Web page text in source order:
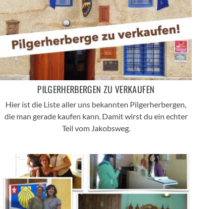
PILGERHERBERGEN ZU VERKAUFEN
Hier ist die Liste aller uns bekannten Pilgerherbergen,
die man gerade kaufen kann. Damit wirst du ein echter
Teil vom Jakobsweg.